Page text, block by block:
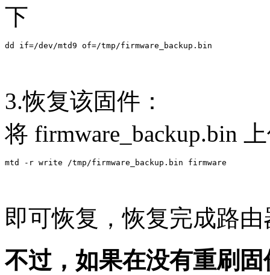
下
3.恢复该固件：
将 firmware_backup.bin
即可恢复，恢复完成路
不过，如果在没有重刷